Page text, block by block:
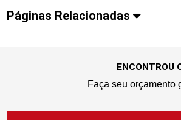
Páginas Relacionadas
ENCONTROU
Faça seu orçamento